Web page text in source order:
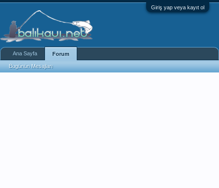
Giriş yap veya kayıt ol
Ana Sayfa Forum
Bugünün Mesajları